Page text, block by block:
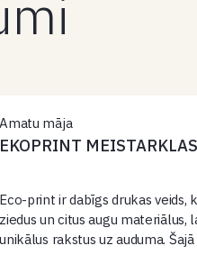
Amatu māja
EKOPRINT
Eco-print ir dabīgs drukas veids,
ziedus un citus augu materiālus,
unikālus rakstus uz auduma. Šajā